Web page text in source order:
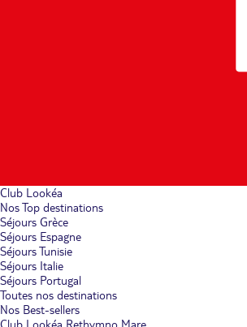
Club Lookéa
Nos Top destinations
Séjours Grèce
Séjours Espagne
Séjours Tunisie
Séjours Italie
Séjours Portugal
Toutes nos destinations
Nos Best-sellers